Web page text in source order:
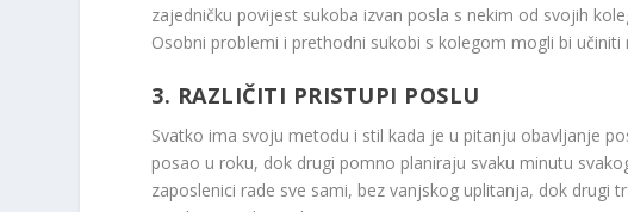
zajedničku povijest sukoba izvan posla s nekim od svojih
Osobni problemi i prethodni sukobi s kolegom mogli bi
3. RAZLIČITI PRISTUPI POSLU
Svatko ima svoju metodu i stil kada je u pitanju obavljanje
posao u roku, dok drugi pomno planiraju svaku minutu
zaposlenici rade sve sami, bez vanjskog uplitanja, dok drugi